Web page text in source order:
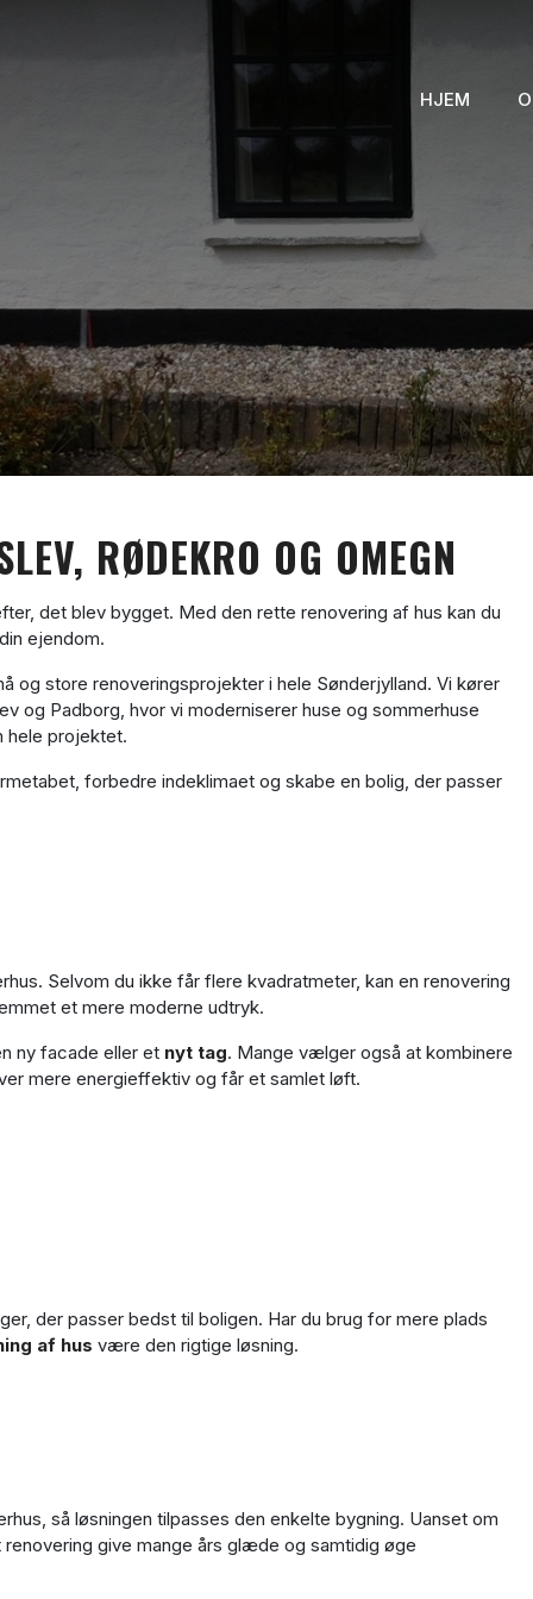
HJEM
RØDEKRO OG OMEGN
det blev bygget. Med den rette renovering af hus kan du
ejendom.
og store renoveringsprojekter i hele Sønderjylland. Vi kører
og Padborg, hvor vi moderniserer huse og sommerhuse
hele projektet.
forbedre indeklimaet og skabe en bolig, der passer
Selvom du ikke får flere kvadratmeter, kan en renovering
et mere moderne udtryk.
ny facade eller et nyt tag. Mange vælger også at kombinere
mere energieffektiv og får et samlet løft.
der passer bedst til boligen. Har du brug for mere plads
af hus være den rigtige løsning.
så løsningen tilpasses den enkelte bygning. Uanset om
give mange års glæde og samtidig øge